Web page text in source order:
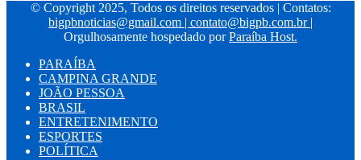
© Copyright 2025, Todos os direitos reservados | Contatos:
bigpbnoticias@gmail.com | contato@bigpb.com.br |
Orgulhosamente hospedado porParaíba Host.
PARAÍBA
CAMPINA GRANDE
JOÃO PESSOA
BRASIL
ENTRETENIMENTO
ESPORTES
POLÍTICA